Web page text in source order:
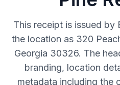
This receipt is issued by
the location as 320
Georgia 30326. The
branding, location
metadata including the